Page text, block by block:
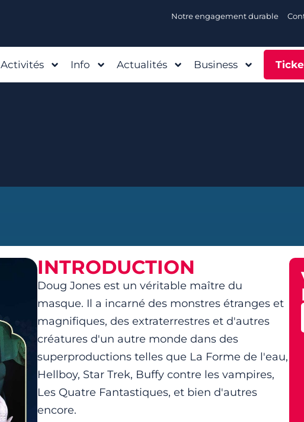
Notre engagement durable
Activités Info Actualités Business
INTRODUCTION
Doug Jones est un véritable maître du
masque. Il a incarné des monstres étranges et
magnifiques, des extraterrestres et d'autres
créatures d'un autre monde dans des
superproductions telles que La Forme de l'eau,
Hellboy, Star Trek, Buffy contre les vampires,
Les Quatre Fantastiques, et bien d'autres
encore.